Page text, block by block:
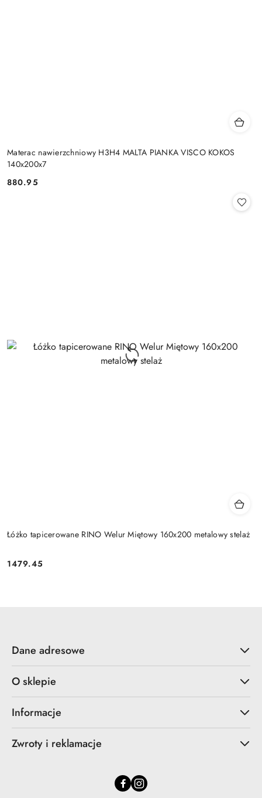
Materac nawierzchniowy H3H4 MALTA PIANKA VISCO KOKOS
140x200x7
Cena:
880.95
Łóżko tapicerowane RINO Welur Miętowy 160x200 metalowy stelaż
Cena:
1479.45
Dane adresowe
O sklepie
Informacje
Zwroty i reklamacje